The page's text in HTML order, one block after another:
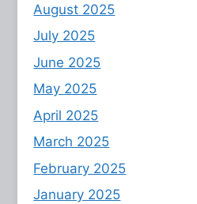
August 2025
July 2025
June 2025
May 2025
April 2025
March 2025
February 2025
January 2025